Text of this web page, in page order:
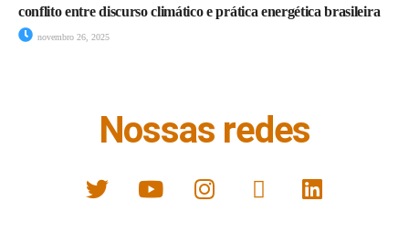
conflito entre discurso climático e prática energética brasileira
novembro 26, 2025
Nossas redes